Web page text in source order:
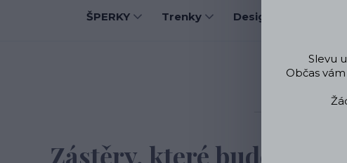
ŠPERKY Trenky Designové oblečení
Zástěry, které budete
Slevu
Občas